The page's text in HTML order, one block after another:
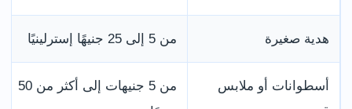
هدية صغيرة من 5 إلى 25 جنيهًا إسترلينيًا
أسطوانات أو ملابس
من 5 جنيهات إلى أكثر من 50